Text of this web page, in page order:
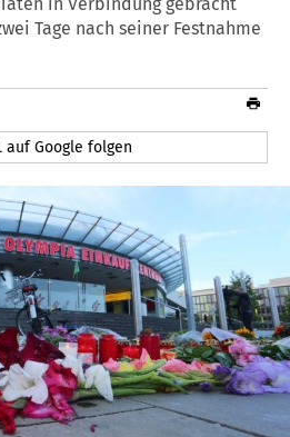
Tage nach seiner Festnahme
auf Google folgen